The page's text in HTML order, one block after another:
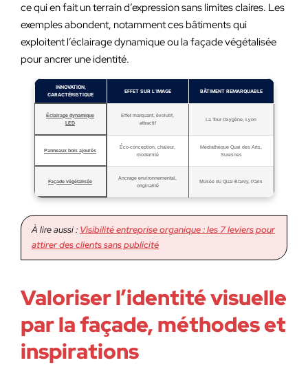
ce qui en fait un terrain d’expression sans limites claires. Les
exemples abondent, notamment ces bâtiments qui
exploitent l’éclairage dynamique ou la façade végétalisée
pour ancrer une identité.
INNOVATION,
CARACTÉRISTIQUE
EFFET SUR L’IMAGE BÂTIMENT REMARQUABLE
Éclairage dynamique
LED
Effet marquant, évolutif,
attractif
La Tour Oxygène, Lyon
Panneaux bois ajourés
Éco-conception, chaleur,
modernité
Médiathèque Quai des Arts,
Suresnes
Façade végétalisée
Ancrage environnemental,
originalité
Musée du Quai Branly, Paris
À lire aussi : Visibilité entreprise organique : les 7 leviers pour
attirer des clients sans publicité
Valoriser l’identité visuelle
par la façade, méthodes et
inspirations